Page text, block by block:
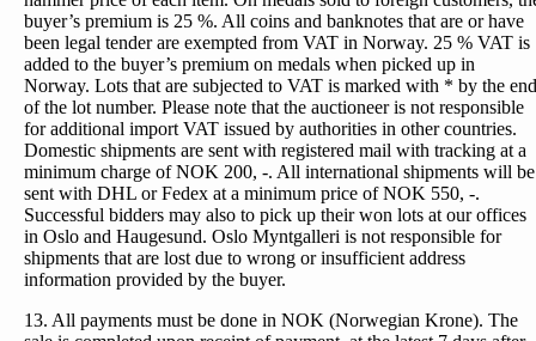
buyer’s premium is 25 %. All coins and banknotes that are or have
been legal tender are exempted from VAT in Norway. 25 % VAT is
added to the buyer’s premium on medals when picked up in
Norway. Lots that are subjected to VAT is marked with * by the end
of the lot number. Please note that the auctioneer is not responsible
for additional import VAT issued by authorities in other countries.
Domestic shipments are sent with registered mail with tracking at a
minimum charge of NOK 200, -. All international shipments will be
sent with DHL or Fedex at a minimum price of NOK 550, -.
Successful bidders may also to pick up their won lots at our offices
in Oslo and Haugesund. Oslo Myntgalleri is not responsible for
shipments that are lost due to wrong or insufficient address
information provided by the buyer.
13. All payments must be done in NOK (Norwegian Krone). The